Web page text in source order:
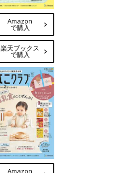
Amazon
で購入
楽天ブックス
で購入
Amazon